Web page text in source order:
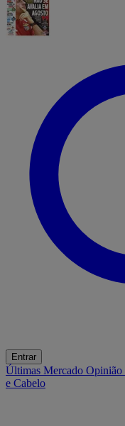
Entrar
Últimas Mercado Opinião
e Cabelo